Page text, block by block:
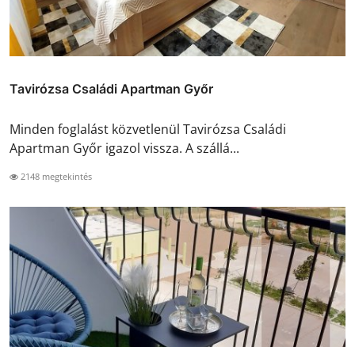
Tavirózsa Családi Apartman Győr
Minden foglalást közvetlenül Tavirózsa Családi
Apartman Győr igazol vissza. A szállá...
2148 megtekintés